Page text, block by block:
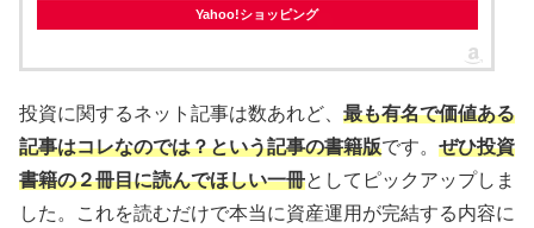
Yahoo!ショッピング
投資に関するネット記事は数あれど、 最も有名で価値ある
記事はコレなのでは？という記事の書籍版です。 ぜひ投資
書籍の２冊目に読んでほしい一冊としてピックアップしま
した。これを読むだけで本当に資産運用が完結する内容に